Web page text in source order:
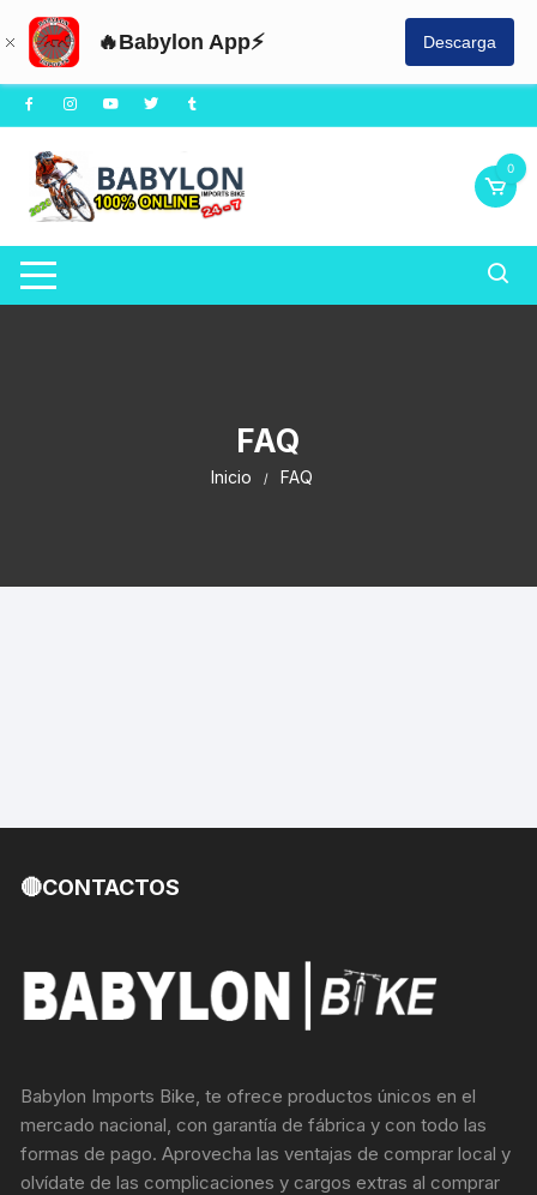
🔥Babylon App⚡ Descarga
0
FAQ
Inicio FAQ
🔴CONTACTOS
Babylon Imports Bike, te ofrece productos únicos en el
mercado nacional, con garantía de fábrica y con todo las
formas de pago. Aprovecha las ventajas de comprar local y
olvídate de las complicaciones y cargos extras al comprar